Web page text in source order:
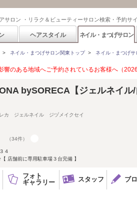
サロン ・リラク＆ビューティーサロン検索・予約サ
ヘアスタイル ネイル・まつげサロン
> ネイル・まつげサロン関東トップ> ネイル・まつげ
響のある地域へご予約されているお客様へ（
bySORECA【ジェルネイル
カ ジェルネイル ジヅメイクセイ
（34件）
４
店舗前に専用駐車場３台完備 】
フォト
ギャラリー
スタッフ ブ